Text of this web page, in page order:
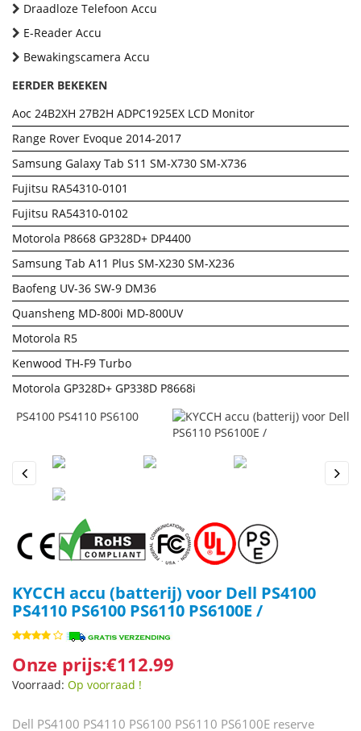
Draadloze Telefoon Accu
E-Reader Accu
Bewakingscamera Accu
EERDER BEKEKEN
Aoc 24B2XH 27B2H ADPC1925EX LCD Monitor
Range Rover Evoque 2014-2017
Samsung Galaxy Tab S11 SM-X730 SM-X736
Fujitsu RA54310-0101
Fujitsu RA54310-0102
Motorola P8668 GP328D+ DP4400
Samsung Tab A11 Plus SM-X230 SM-X236
Baofeng UV-36 SW-9 DM36
Quansheng MD-800i MD-800UV
Motorola R5
Kenwood TH-F9 Turbo
Motorola GP328D+ GP338D P8668i
Previous
KYCCH accu (batterij) voor Dell PS4100
PS4110 PS6100 PS6110 PS6100E /
Onze prijs:€112.99
Voorraad: Op voorraad !
Dell PS4100 PS4110 PS6100 PS6110 PS6100E reserve